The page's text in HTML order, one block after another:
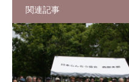
関連記事